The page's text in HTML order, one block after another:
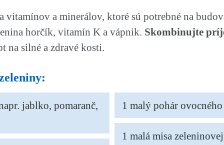
a minerálov, ktoré sú potrebné na
horčík, vitamín K a vápnik. Skombinujte
na silné a zdravé kosti.
jablko, pomaranč, 1 malý pohár
1 malá misa